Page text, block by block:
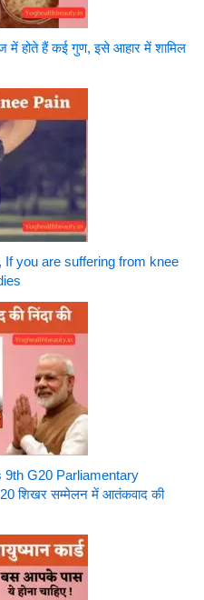
में होते हैं कई गुण, इसे आहार में शामिल
you are suffering from knee
9th G20 Parliamentary
शिखर सम्मेलन में आतंकवाद की